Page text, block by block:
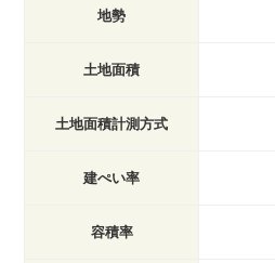
地勢
土地面積
土地面積計測方式
建ぺい率
容積率